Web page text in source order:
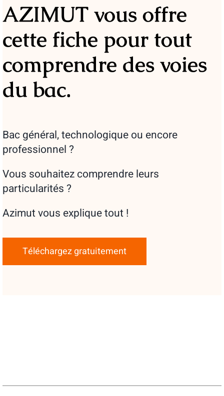
AZIMUT vous offre
cette fiche pour tout
comprendre des voies
du bac.
Bac général, technologique ou encore
professionnel ?
Vous souhaitez comprendre leurs
particularités ?
Azimut vous explique tout !
Téléchargez gratuitement